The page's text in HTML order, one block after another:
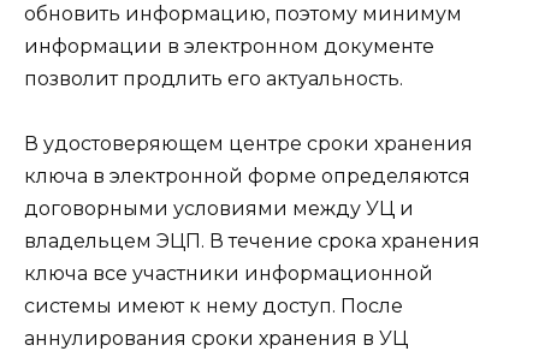
обновить информацию, поэтому минимум
информации в электронном документе
позволит продлить его актуальность.
В удостоверяющем центре сроки хранения
ключа в электронной форме определяются
договорными условиями между УЦ и
владельцем ЭЦП. В течение срока хранения
ключа все участники информационной
системы имеют к нему доступ. После
аннулирования сроки хранения в УЦ